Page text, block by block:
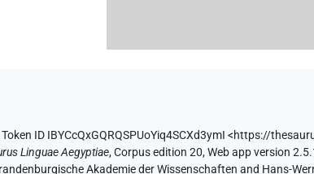
Token ID IBYCcQxGQRQSPUoYiq4SCXd3ymI <https://
Linguae Aegyptiae,Corpus edition 20, Web app version
Akademie der Wissenschaften and Hans-